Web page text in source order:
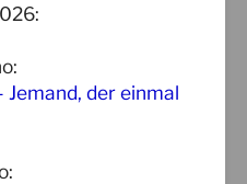
:
der einmal
: